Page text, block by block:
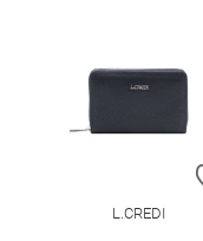
L.CREDI